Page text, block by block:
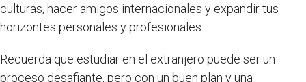
culturas, hacer amigos internacionales y expandir tus
horizontes personales y profesionales.
Recuerda que estudiar en el extranjero puede ser un
proceso desafiante, pero con un buen plan y una